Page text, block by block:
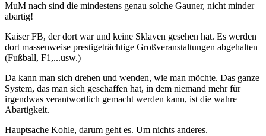
MuM nach sind die mindestens genau solche Gauner, nicht minder
abartig!
Kaiser FB, der dort war und keine Sklaven gesehen hat. Es werden
dort massenweise prestigeträchtige Großveranstaltungen abgehalten
(Fußball, F1,...usw.)
Da kann man sich drehen und wenden, wie man möchte. Das ganze
System, das man sich geschaffen hat, in dem niemand mehr für
irgendwas verantwortlich gemacht werden kann, ist die wahre
Abartigkeit.
Hauptsache Kohle, darum geht es. Um nichts anderes.